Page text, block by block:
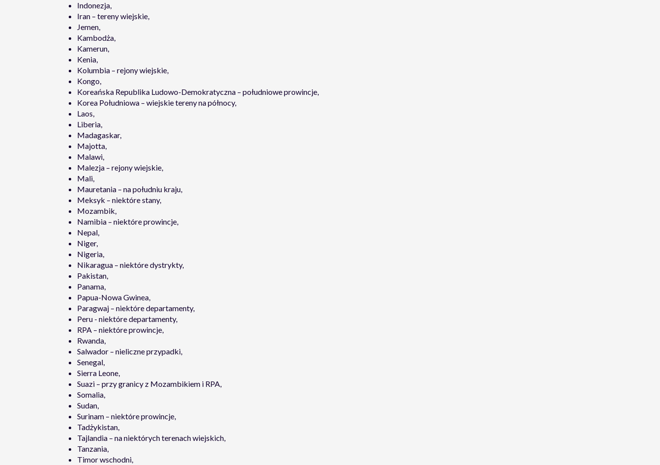
Indonezja,
Iran – tereny wiejskie,
Jemen,
Kambodża,
Kamerun,
Kenia,
Kolumbia – rejony wiejskie,
Kongo,
Koreańska Republika Ludowo-Demokratyczna – południowe prowincje,
Korea Południowa – wiejskie tereny na północy,
Laos,
Liberia,
Madagaskar,
Majotta,
Malawi,
Malezja – rejony wiejskie,
Mali,
Mauretania – na południu kraju,
Meksyk – niektóre stany,
Mozambik,
Namibia – niektóre prowincje,
Nepal,
Niger,
Nigeria,
Nikaragua – niektóre dystrykty,
Pakistan,
Panama,
Papua-Nowa Gwinea,
Paragwaj – niektóre departamenty,
Peru - niektóre departamenty,
RPA – niektóre prowincje,
Rwanda,
Salwador – nieliczne przypadki,
Senegal,
Sierra Leone,
Suazi – przy granicy z Mozambikiem i RPA,
Somalia,
Sudan,
Surinam – niektóre prowincje,
Tadżykistan,
Tajlandia – na niektórych terenach wiejskich,
Tanzania,
Timor wschodni,